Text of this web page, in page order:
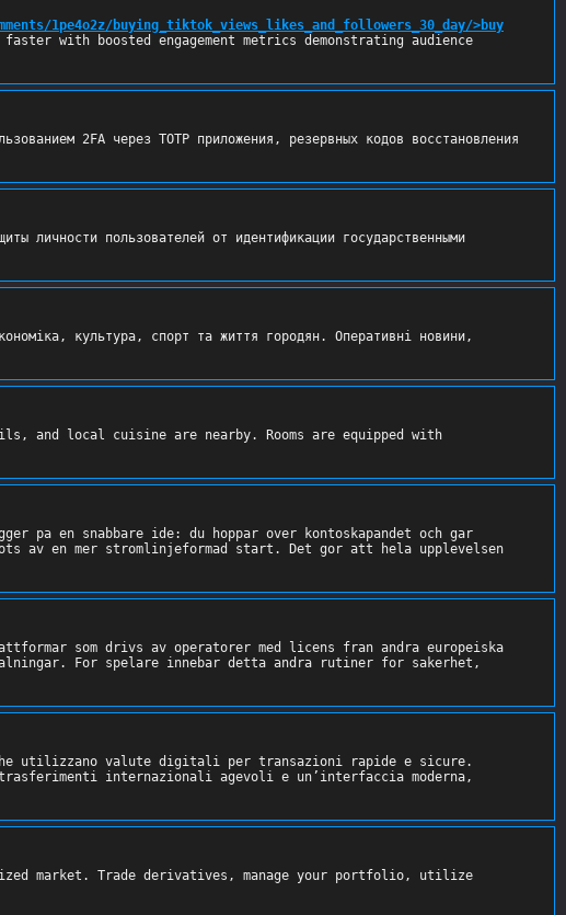
1pe4o2z/buying_tiktok_views_likes_and_followers_30_day/>buy
with boosted engagement metrics demonstrating audience
2FA через TOTP приложения, резервных кодов восстановления
личности пользователей от идентификации государственными
культура, спорт та життя городян. Оперативні новини,
and local cuisine are nearby. Rooms are equipped with
pa en snabbare ide: du hoppar over kontoskapandet och gar
av en mer stromlinjeformad start. Det gor att hela upplevelsen
som drivs av operatorer med licens fran andra europeiska
For spelare innebar detta andra rutiner for sakerhet,
utilizzano valute digitali per transazioni rapide e sicure.
internazionali agevoli e un’interfaccia moderna,
market. Trade derivatives, manage your portfolio, utilize